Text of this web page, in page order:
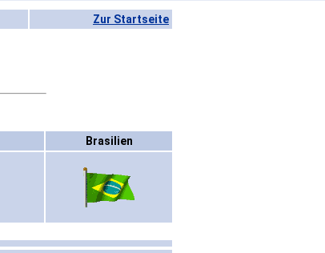
Zur Startseite
Brasilien